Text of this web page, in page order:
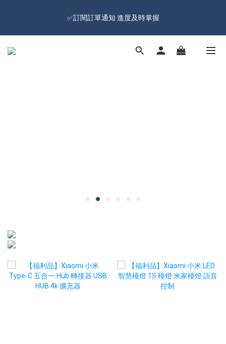
🚛
✅訂閱訂單通知 進度及時掌握
🔥Sign up and get 100 reward dollars🔥 Free Shipping Over $599